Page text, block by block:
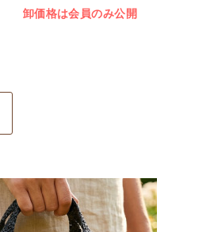
卸価格は会員のみ公開